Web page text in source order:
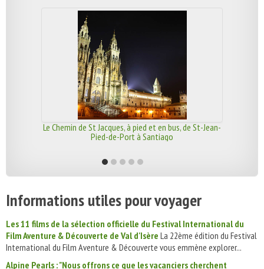
Le Chemin de St Jacques, à pied et en bus, de St-Jean-
Pied-de-Port à Santiago
Informations utiles pour voyager
Les 11 films de la sélection officielle du Festival International du
Film Aventure & Découverte de Val d'Isère La 22ème édition du Festival
International du Film Aventure & Découverte vous emmène explorer...
Alpine Pearls : "Nous offrons ce que les vacanciers cherchent